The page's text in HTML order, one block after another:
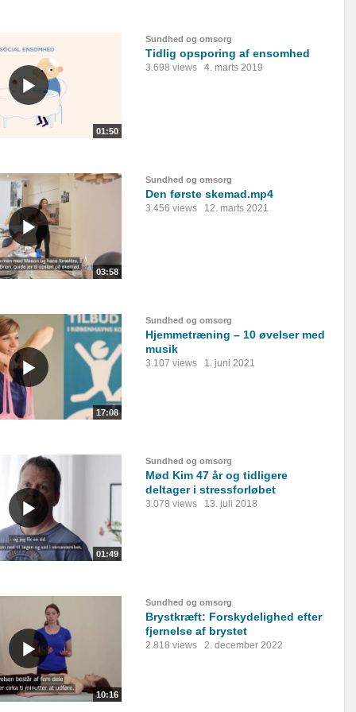
01:50
Sundhed og omsorg
Tidlig opsporing af ensomhed
3.698 views 4. marts 2019
03:58
Sundhed og omsorg
Den første skemad.mp4
3.456 views 12. marts 2021
17:08
Sundhed og omsorg
Hjemmetræning – 10 øvelser med
musik
3.107 views 1. juni 2021
01:49
Sundhed og omsorg
Mød Kim 47 år og tidligere
deltager i stressforløbet
3.078 views 13. juli 2018
10:16
Sundhed og omsorg
Brystkræft: Forskydelighed efter
fjernelse af brystet
2.818 views 2. december 2022